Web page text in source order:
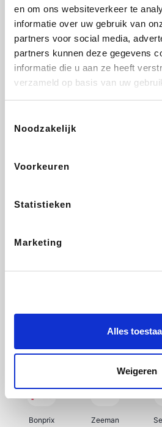
en om ons websiteverkeer te
informatie over uw gebruik van
partners voor social media,
partners kunnen deze gegevens
informatie die u aan ze heeft
verzameld op basis van uw
Noodzakelijk
Voorkeuren
Statistieken
Marketing
Alles
Weigeren
Sarenza Interhome
Ekoi
My Jewellery Tennis Point
Bonprix Zeeman